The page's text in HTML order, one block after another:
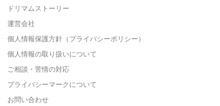
ドリマムストーリー
運営会社
個人情報保護方針（プライバシーポリシー）
個人情報の取り扱いについて
ご相談・苦情の対応
プライバシーマークについて
お問い合わせ